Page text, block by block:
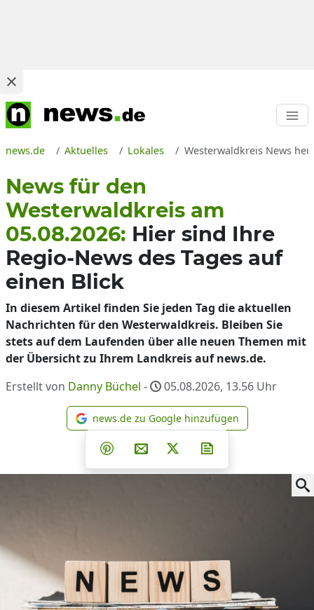
news.de Aktuelles Lokales Westerwaldkreis News
News für den
Westerwaldkreis am
05.08.2026: Hier sind Ihre
Regio-News des Tages auf
einen Blick
In diesem Artikel finden Sie jeden Tag die aktuellen
Nachrichten für den Westerwaldkreis. Bleiben Sie
stets auf dem Laufenden über alle neuen Themen mit
der Übersicht zu Ihrem Landkreis auf news.de.
Erstellt von Danny Büchel - 05.08.2026, 13.56 Uhr
news.de zu Google
news.de zu Google hinzufügen
Teilen auf Facebook
Teilen auf Whatsapp
Teilen auf Telegram
Teilen auf Pinterest
Per E-Mail teilen
Post auf X